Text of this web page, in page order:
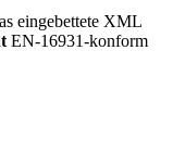
eingebettete XML
EN-16931-konform